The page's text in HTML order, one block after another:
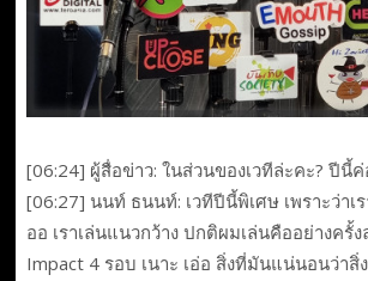
[06:24] ผู้สื่อข่าว: ในส่วนของเวทีล่ะคะ? ปีนี้
[06:27] นนท์ ธนนท์: เวทีปีนี้พิเศษ เพราะว่าเ
ออ เราเล่นแนวกว้าง ปกติผมเล่นคืออย่างครั้ง
Impact 4 รอบ เนาะ เอ่อ สิ่งที่มันแน่นอนว่า